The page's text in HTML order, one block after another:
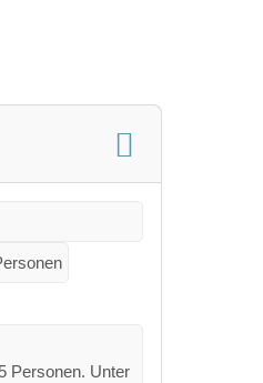
Personen. Unter